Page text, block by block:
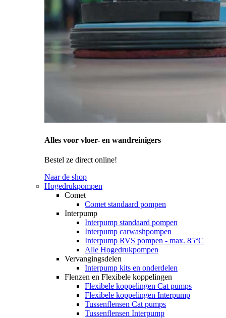
Alles voor vloer- en wandreinigers
Bestel ze direct online!
Naar de shop
Hogedrukpompen
Comet
Comet standaard pompen
Interpump
Interpump standaard pompen
Interpump carwashpompen
Interpump RVS pompen - max. 85°C
Alle Hogedrukpompen
Vervangingsdelen
Interpump kits en onderdelen
Flenzen en Flexibele koppelingen
Flexibele koppelingen Cat pumps
Flexibele koppelingen Interpump
Tussenflensen Cat pumps
Tussenflensen Interpump